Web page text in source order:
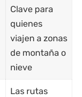
Clave para
quienes
viajen a zonas
de montaña o
nieve
Las rutas